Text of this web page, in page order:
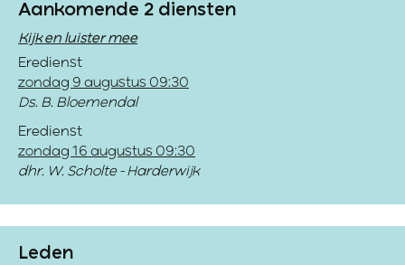
Aankomende 2 diensten
Kijk en luister mee
Eredienst
zondag 9 augustus 09:30
Ds. B. Bloemendal
Eredienst
zondag 16 augustus 09:30
dhr. W. Scholte - Harderwijk
Leden